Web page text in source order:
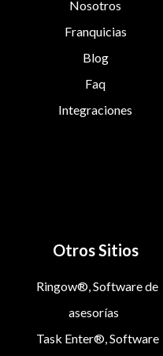
Nosotros
Franquicias
Blog
Faq
Integraciones
Otros Sitios
Ringow®, Software de
asesorías
Task Enter®, Software